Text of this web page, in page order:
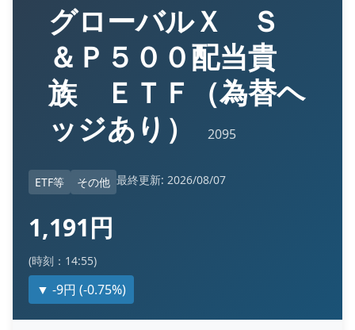
グローバルＸ Ｓ
＆Ｐ５００配当貴
族 ＥＴＦ（為替ヘ
ッジあり）
2095
ETF等 その他 最終更新: 2026/08/07
1,191円
(時刻：14:55)
▼ -9円 (-0.75%)